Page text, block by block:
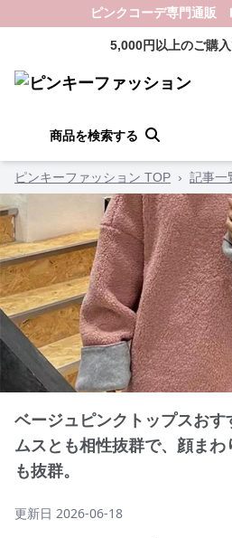
ピンクコーデ専門通
5,000円以上のご購
商品を検索する
ピンキーファッション TOP › 記事一
ベージュピンクトップスおす
ムスとも相性抜群で、顔ま
も抜群。
更新日 2026-06-18